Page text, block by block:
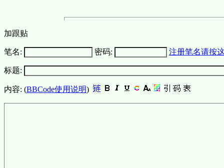
加跟贴
笔名: 密码: 注册笔名请按
标题:
内容: (BBCode使用说明)